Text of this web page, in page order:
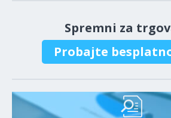
Spremni za
Probajte